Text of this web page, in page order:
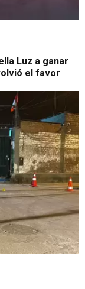
Luz a ganar
el favor